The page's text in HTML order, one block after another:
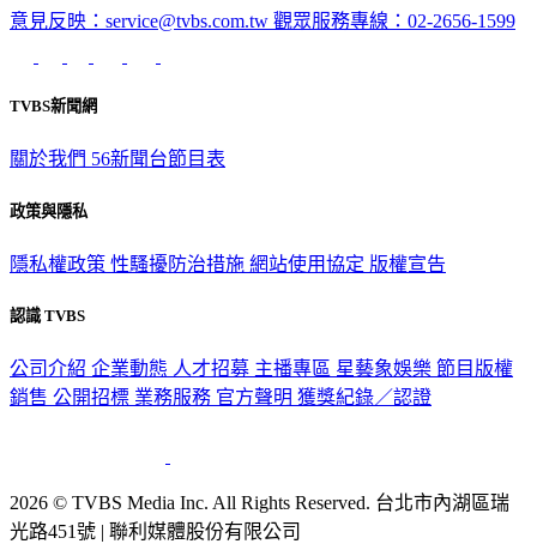
意見反映：service@tvbs.com.tw 觀眾服務專線：02-2656-1599
TVBS新聞網
關於我們 56新聞台節目表
政策與隱私
隱私權政策 性騷擾防治措施 網站使用協定 版權宣告
認識 TVBS
公司介紹 企業動態 人才招募 主播專區 星藝象娛樂 節目版權
銷售 公開招標 業務服務 官方聲明 獲獎紀錄／認證
2026 © TVBS Media Inc. All Rights Reserved. 台北市內湖區瑞
光路451號 | 聯利媒體股份有限公司